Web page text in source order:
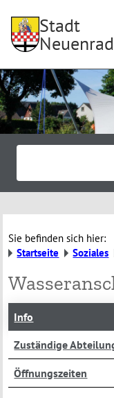
Stadt
Sie befinden sich hier:
Startseite
Soziales
Info
Zuständige
Öffnungszeiten